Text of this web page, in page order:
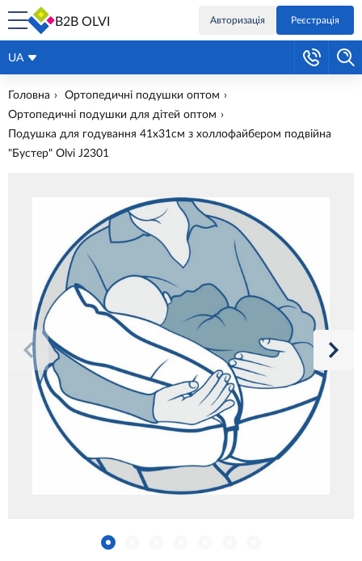
B2B OLVI Авторизація Реєстрація
UA
Головна
Ортопедичні подушки оптом
Ортопедичні подушки для дітей оптом
Подушка для годування 41х31см з холлофайбером подвійна
"Бустер" Olvi J2301